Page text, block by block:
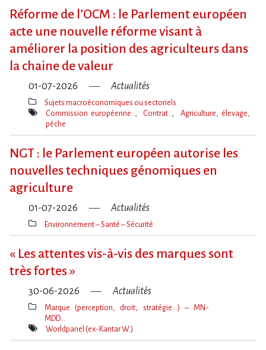
Réforme de l​‌’OCM : le Parlement européen
acte une nouvelle réforme visant à
améliorer la position des agriculteurs dans
la chaine de valeur
01-07-2026 Actualités
Thèmes(s)
Sujets macroéconomiques ou sectoriels
Mot(s)-
Commission européenne Contrat
Agriculture, élevage,
pêche
NGT : le Parlement européen autorise les
nouvelles techniques génomiques en
agriculture
01-07-2026 Actualités
Thèmes(s)
Environnement – Santé – Sécurité
« Les attentes vis-à-vis des marques sont
très fortes »
30-06-2026 Actualités
Thèmes(s)
Marque (perception, droit, stratégie…) – MN-
MDD…
Mot(s)-
Worldpanel (ex-Kantar W.)